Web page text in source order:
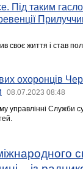
Під таким
своє життя і став
охоронців
08.07.2023 08:48
управлінні Служби